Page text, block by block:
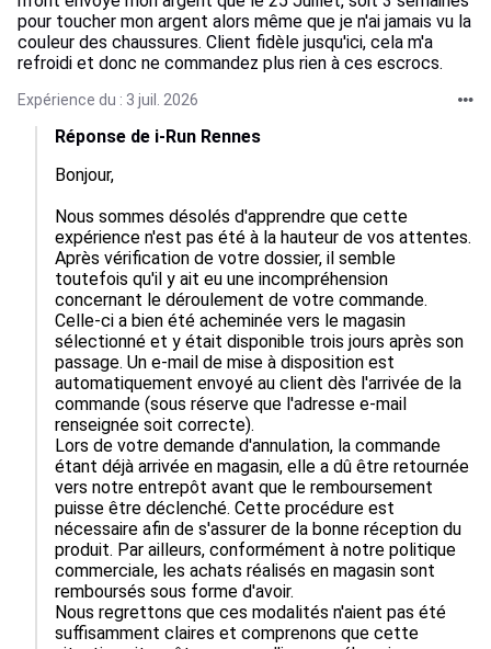
pour toucher mon argent alors même que je n'ai jamais vu la
couleur des chaussures. Client fidèle jusqu'ici, cela m'a
refroidi et donc ne commandez plus rien à ces escrocs.
Expérience du : 3 juil. 2026
Réponse de i-Run Rennes
Bonjour,
Nous sommes désolés d'apprendre que cette
expérience n'est pas été à la hauteur de vos attentes.
Après vérification de votre dossier, il semble
toutefois qu'il y ait eu une incompréhension
concernant le déroulement de votre commande.
Celle-ci a bien été acheminée vers le magasin
sélectionné et y était disponible trois jours après son
passage. Un e-mail de mise à disposition est
automatiquement envoyé au client dès l'arrivée de la
commande (sous réserve que l'adresse e-mail
renseignée soit correcte).
Lors de votre demande d'annulation, la commande
étant déjà arrivée en magasin, elle a dû être retournée
vers notre entrepôt avant que le remboursement
puisse être déclenché. Cette procédure est
nécessaire afin de s'assurer de la bonne réception du
produit. Par ailleurs, conformément à notre politique
commerciale, les achats réalisés en magasin sont
remboursés sous forme d'avoir.
Nous regrettons que ces modalités n'aient pas été
suffisamment claires et comprenons que cette